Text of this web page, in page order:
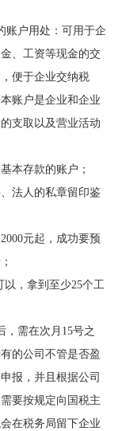
账户用处：可用于企
、工资等现金的交
便于企业交纳税
账户是企业和企业
支取以及营业活动
本存款的账户；
法人的私章留印鉴
元起，成功要预
；
以，拿到至少25个工
，需在次月15号之
的公司不管是否盈
报，并且根据公司
要按规定向国税主
在税务局留下企业